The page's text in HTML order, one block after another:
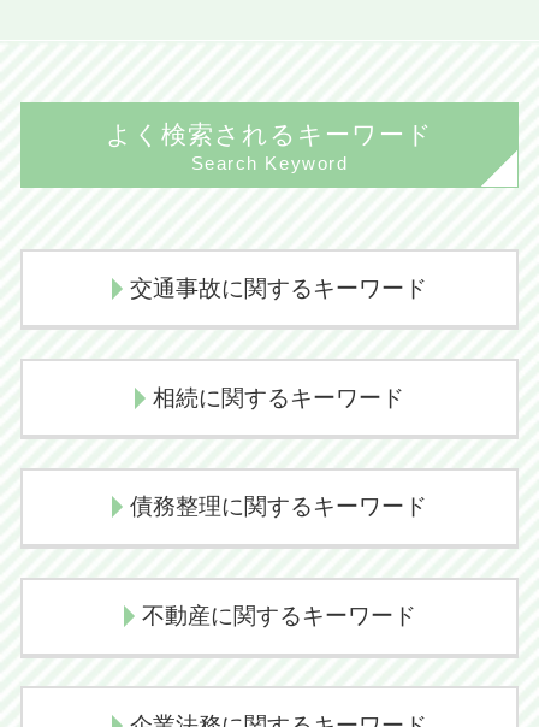
よく検索されるキーワード
Search Keyword
交通事故に関するキーワード
後遺障害認定 デメリット
交通事故 示談交渉期間
交通事故 後遺障害
損害賠償金
示談交渉 コツ 不貞
後遺障害慰謝料
相続に関するキーワード
相続放棄 メリット
遺産相続 弁護士
相続放棄
債務整理に関するキーワード
任意整理 デメリット
民事再生 会社更生 違い
不動産に関するキーワード
不動産売買トラブル 弁護士